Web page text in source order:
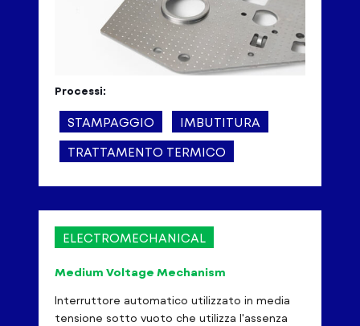
Processi:
STAMPAGGIO IMBUTITURA
TRATTAMENTO TERMICO
ELECTROMECHANICAL
Medium Voltage Mechanism
Interruttore automatico utilizzato in media
tensione sotto vuoto che utilizza l'assenza